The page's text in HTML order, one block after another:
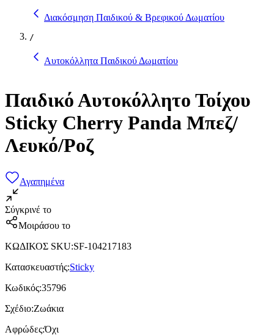
Διακόσμηση Παιδικού & Βρεφικού Δωματίου
/
Αυτοκόλλητα Παιδικού Δωματίου
Παιδικό Αυτοκόλλητο Τοίχου
Sticky Cherry Panda Μπεζ/
Λευκό/Ροζ
Αγαπημένα
Σύγκρινέ το
Μοιράσου το
ΚΩΔΙΚΟΣ SKU:SF-104217183
Κατασκευαστής:Sticky
Κωδικός:35796
Σχέδιο:Ζωάκια
Αφρώδες:Όχι